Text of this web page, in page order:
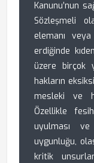
Kanunu’nun
Sözleşmeli
elemanı
erdiğinde
üzere birçok
hakların
mesleki ve
Özellikle
uyulması ve
uygunluğu,
kritik